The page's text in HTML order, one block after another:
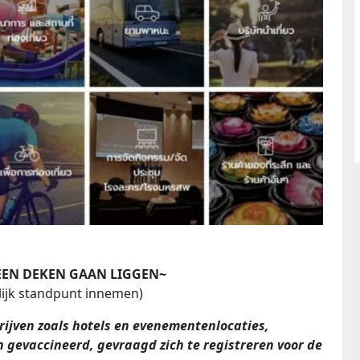
DEKEN GAAN LIGGEN~
standpunt innemen)
zoals hotels en evenementenlocaties,
gevraagd zich te registreren voor de